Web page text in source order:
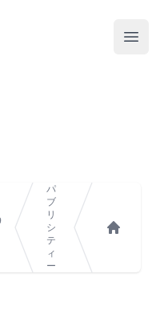
メニ
パ
ブ
リ
シ
テ
ィ
ー